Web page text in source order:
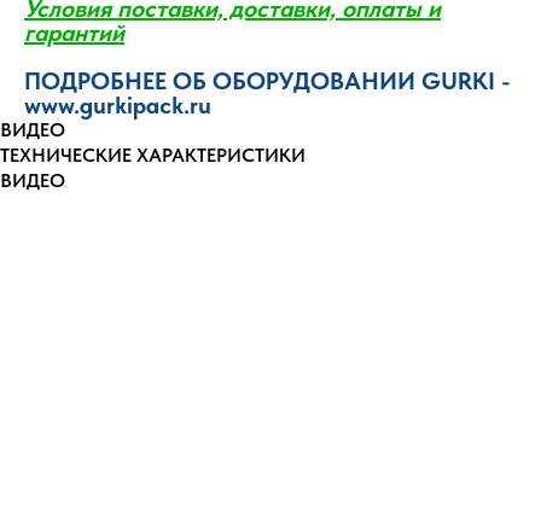
Условия поставки, доставки, оплаты и
гарантий
ПОДРОБНЕЕ ОБ ОБОРУДОВАНИИ GURKI -
www.gurkipack.ru
ВИДЕО
ТЕХНИЧЕСКИЕ ХАРАКТЕРИСТИКИ
ВИДЕО